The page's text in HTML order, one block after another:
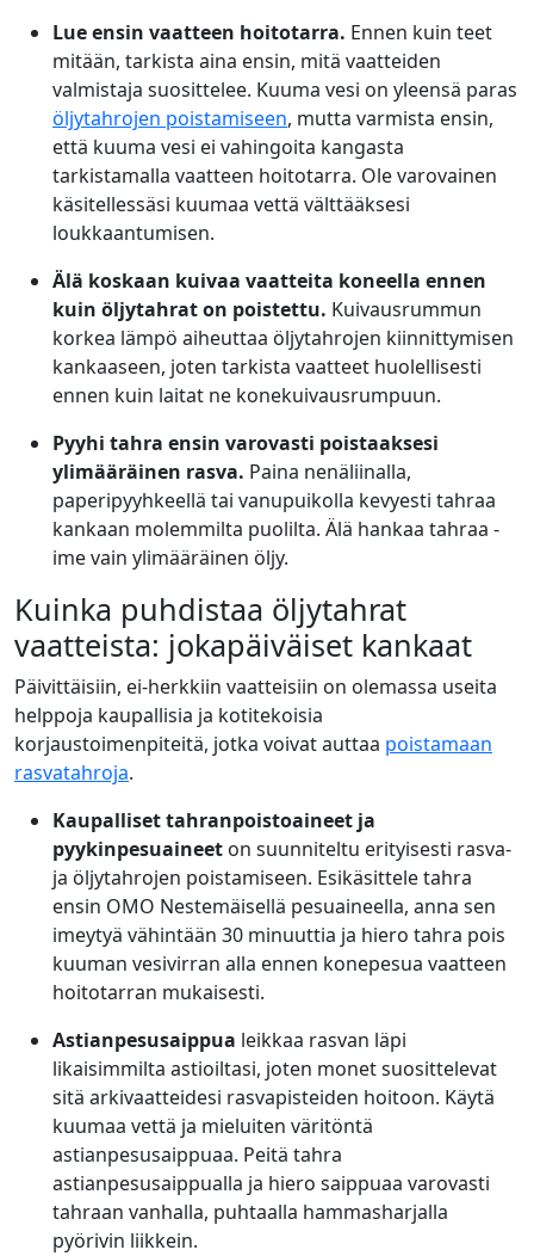
Lue ensin vaatteen hoitotarra. Ennen kuin teet
mitään, tarkista aina ensin, mitä vaatteiden
valmistaja suosittelee. Kuuma vesi on yleensä paras
öljytahrojen poistamiseen, mutta varmista ensin,
että kuuma vesi ei vahingoita kangasta
tarkistamalla vaatteen hoitotarra. Ole varovainen
käsitellessäsi kuumaa vettä välttääksesi
loukkaantumisen.
Älä koskaan kuivaa vaatteita koneella ennen
kuin öljytahrat on poistettu. Kuivausrummun
korkea lämpö aiheuttaa öljytahrojen kiinnittymisen
kankaaseen, joten tarkista vaatteet huolellisesti
ennen kuin laitat ne konekuivausrumpuun.
Pyyhi tahra ensin varovasti poistaaksesi
ylimääräinen rasva. Paina nenäliinalla,
paperipyyhkeellä tai vanupuikolla kevyesti tahraa
kankaan molemmilta puolilta. Älä hankaa tahraa -
ime vain ylimääräinen öljy.
Kuinka puhdistaa öljytahrat
vaatteista: jokapäiväiset kankaat
Päivittäisiin, ei-herkkiin vaatteisiin on olemassa useita
helppoja kaupallisia ja kotitekoisia
korjaustoimenpiteitä, jotka voivat auttaa poistamaan
rasvatahroja.
Kaupalliset tahranpoistoaineet ja
pyykinpesuaineet on suunniteltu erityisesti rasva-
ja öljytahrojen poistamiseen. Esikäsittele tahra
ensin OMO Nestemäisellä pesuaineella, anna sen
imeytyä vähintään 30 minuuttia ja hiero tahra pois
kuuman vesivirran alla ennen konepesua vaatteen
hoitotarran mukaisesti.
Astianpesusaippua leikkaa rasvan läpi
likaisimmilta astioiltasi, joten monet suosittelevat
sitä arkivaatteidesi rasvapisteiden hoitoon. Käytä
kuumaa vettä ja mieluiten väritöntä
astianpesusaippuaa. Peitä tahra
astianpesusaippualla ja hiero saippuaa varovasti
tahraan vanhalla, puhtaalla hammasharjalla
pyörivin liikkein.